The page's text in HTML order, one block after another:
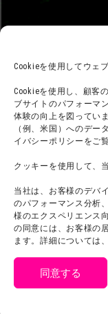
Cookieを使用してウェ
Cookieを使用し、顧客
ブサイトのパフォーマ
体験の向上を図ってい
（例、米国）へのデー
イバシーポリシーをご
クッキーを使用して、
当社は、お客様のデバ
のパフォーマンス分析
様のエクスペリエンス
の同意には、お客様の
ます。詳細については
同意する
©臼井儀人
©臼井儀人／双
© ARMOR
©諫山創・講談
©2026